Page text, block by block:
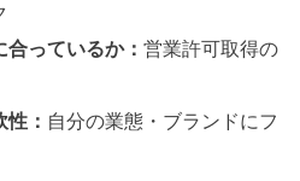
っているか： 営業許可取得の
： 自分の業態・ブランドにフ